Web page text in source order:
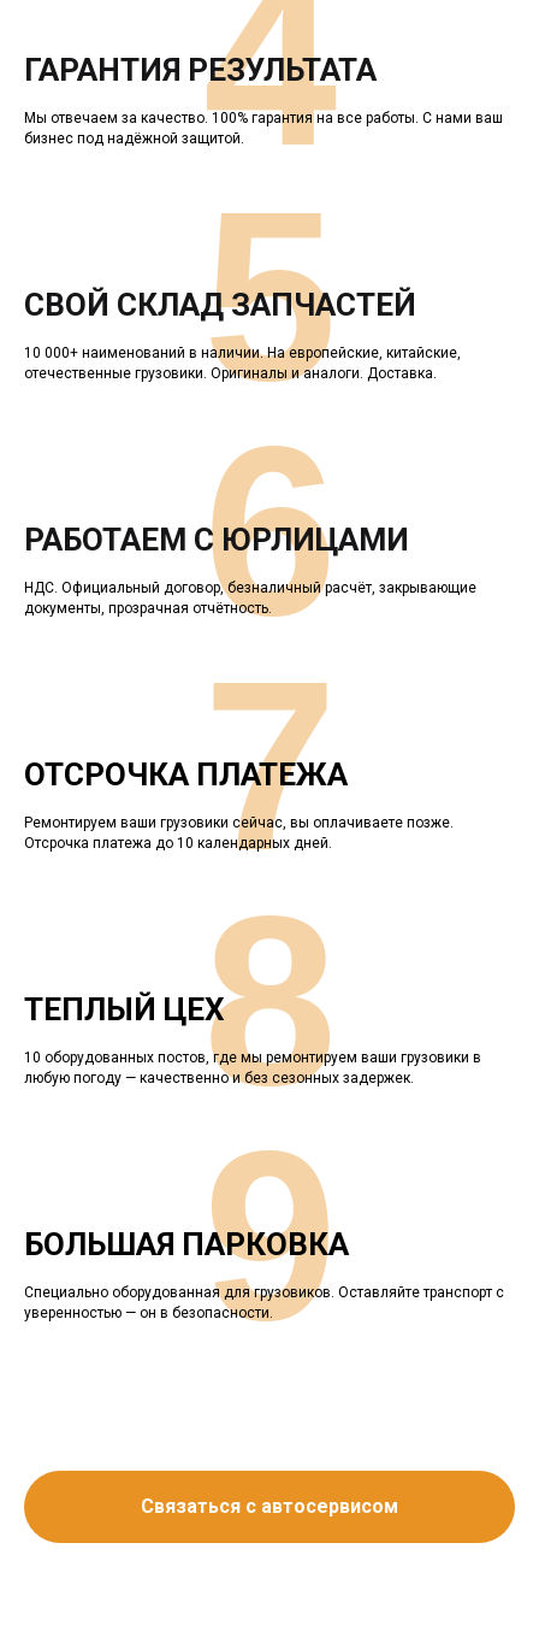
ГАРАНТИЯ РЕЗУЛЬТАТА
Мы отвечаем за качество. 100% гарантия на все работы. С нами ваш
бизнес под надёжной защитой.4
СВОЙ СКЛАД ЗАПЧАСТЕЙ
10 000+ наименований в наличии. На европейские, китайские,
отечественные грузовики. Оригиналы и аналоги. Доставка.
5
РАБОТАЕМ С ЮРЛИЦАМИ
НДС. Официальный договор, безналичный расчёт, закрывающие
документы, прозрачная отчётность.6
ОТСРОЧКА ПЛАТЕЖА
Ремонтируем ваши грузовики сейчас, вы оплачиваете позже.
Отсрочка платежа до 10 календарных дней.
7
ТЕПЛЫЙ ЦЕХ
10 оборудованных постов, где мы ремонтируем ваши грузовики в
любую погоду — качественно и без сезонных задержек.
8
БОЛЬШАЯ ПАРКОВКА
Специально оборудованная для грузовиков. Оставляйте транспорт с
уверенностью — он в безопасности.9
Связаться с автосервисом